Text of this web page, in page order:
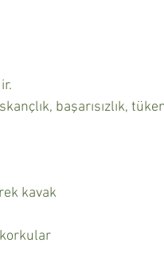
başarısızlık,
kavak